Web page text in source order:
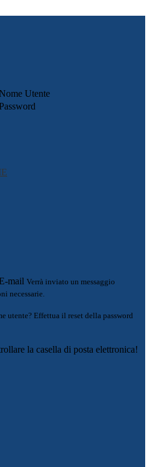
Utente
mail Verrà inviato un messaggio
necessarie.
utente? Effettua il reset della password
la casella di posta elettronica!